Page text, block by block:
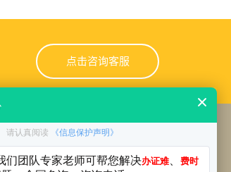
点击咨询客服
公司热线 13391522356